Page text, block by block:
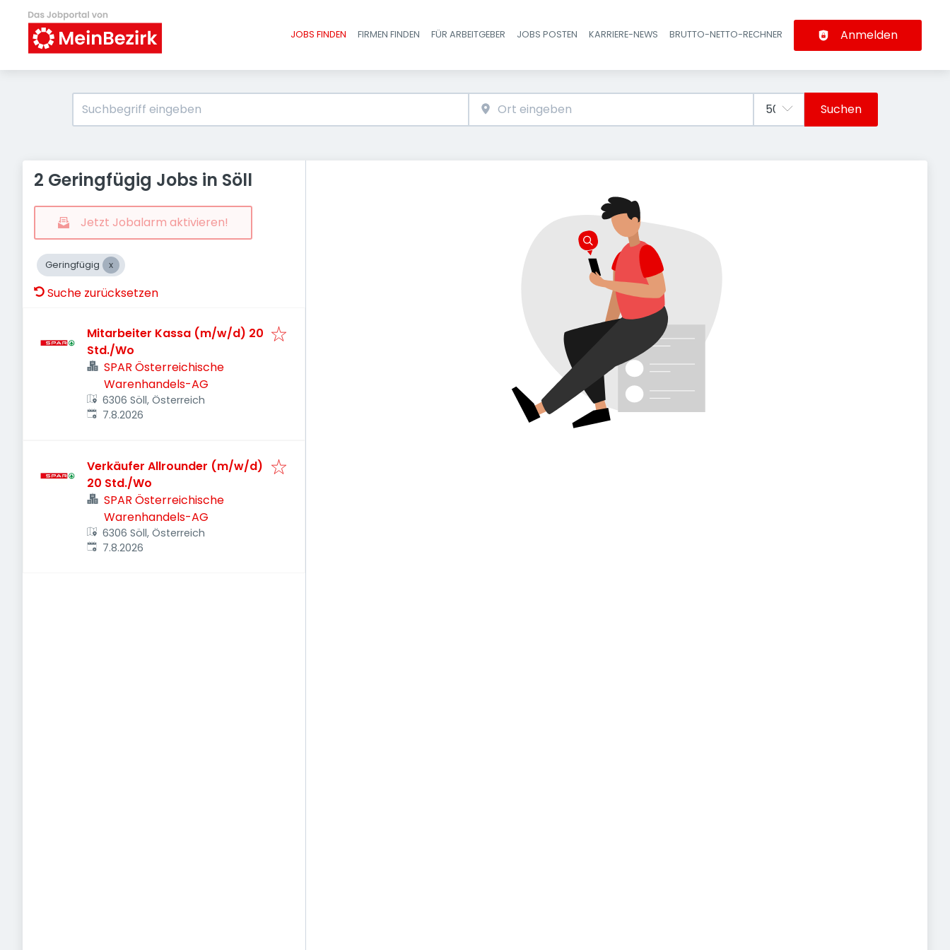
Haupt-Navigation
JOBS FINDEN FIRMEN FINDEN FÜR ARBEITGEBER JOBS POSTEN KARRIERE-NEWS BRUTTO-NETTO-RECHNER Anmelden
Suchen
2 Geringfügig Jobs in Söll
Jetzt Jobalarm aktivieren!
Geringfügig
Suche zurücksetzen
Mitarbeiter Kassa (m/w/d) 20
Std./Wo
SPAR Österreichische
Warenhandels-AG
6306 Söll, Österreich
Veröffentlicht
7.8.2026
Verkäufer Allrounder (m/w/d)
20 Std./Wo
SPAR Österreichische
Warenhandels-AG
6306 Söll, Österreich
Veröffentlicht
7.8.2026